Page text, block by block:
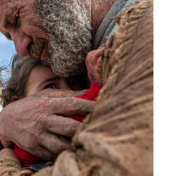
RENDEZ-
VOUS
AVEC
VOUS”